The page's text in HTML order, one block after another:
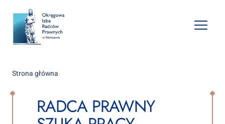
Open
Strona główna
RADCA PRAWNY